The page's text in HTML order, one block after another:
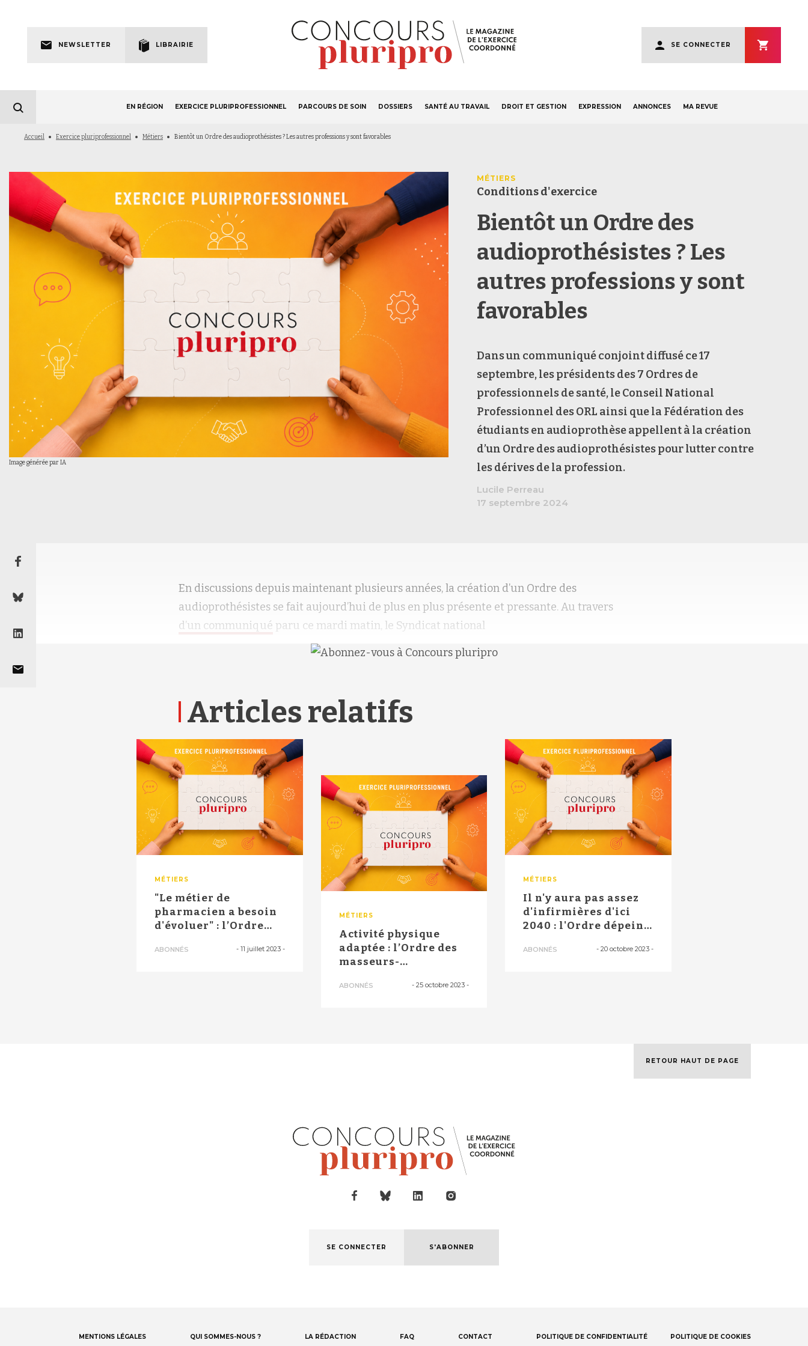
navigation
NEWSLETTER LIBRAIRIE
account
menu
SE CONNECTER
S'ABONNER
principale
EN RÉGION EXERCICE PLURIPROFESSIONNEL PARCOURS DE SOIN DOSSIERS SANTÉ AU TRAVAIL DROIT ET GESTION EXPRESSION ANNONCES MA REVUE
Fil
Accueil Exercice pluriprofessionnel Métiers Bientôt un Ordre des audioprothésistes ? Les autres professions y sont favorables
Image générée par IA
MÉTIERS
Conditions d'exercice
Bientôt un Ordre des
audioprothésistes ? Les
autres professions y sont
favorables
Dans un communiqué conjoint diffusé ce 17
septembre, les présidents des 7 Ordres de
professionnels de santé, le Conseil National
Professionnel des ORL ainsi que la Fédération des
étudiants en audioprothèse appellent à la création
d’un Ordre des audioprothésistes pour lutter contre
les dérives de la profession.
Lucile Perreau
17 septembre 2024
En discussions depuis maintenant plusieurs années, la création d’un Ordre des
audioprothésistes se fait aujourd’hui de plus en plus présente et pressante. Au travers
d’un communiqué paru ce mardi matin, le Syndicat national
Articles relatifs
MÉTIERS
"Le métier de
pharmacien a besoin
d'évoluer" : l’Ordre
ABONNÉS - 11 juillet 2023-
MÉTIERS
Activité physique
adaptée : l’Ordre des
masseurs-
réc...
ABONNÉS -25 octobre 2023 -
MÉTIERS
Il n'y aura pas assez
d'infirmières d'ici
2040 : l'Ordre dépeint
ABONNÉS - 20 octobre 2023 -
RETOUR HAUT DE PAGE
SE CONNECTER S'ABONNER
MENTIONS LÉGALES QUI SOMMES-NOUS ? LA RÉDACTION FAQ CONTACT POLITIQUE DE CONFIDENTIALITÉ POLITIQUE DE COOKIES